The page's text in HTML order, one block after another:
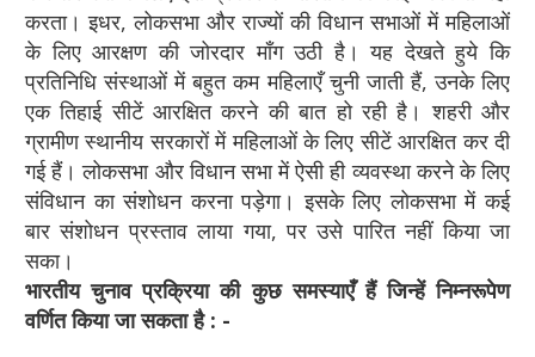
करता। इधर, लोकसभा और राज्यों की विधान सभाओं में महिलाओं
के लिए आरक्षण की जोरदार माँग उठी है। यह देखते हुये कि
प्रतिनिधि संस्थाओं में बहुत कम महिलाएँ चुनी जाती हैं, उनके लिए
एक तिहाई सीटें आरक्षित करने की बात हो रही है। शहरी और
ग्रामीण स्थानीय सरकारों में महिलाओं के लिए सीटें आरक्षित कर दी
गई हैं। लोकसभा और विधान सभा में ऐसी ही व्यवस्था करने के लिए
संविधान का संशोधन करना पड़ेगा। इसके लिए लोकसभा में कई
बार संशोधन प्रस्ताव लाया गया, पर उसे पारित नहीं किया जा
सका।
भारतीयचुनाव प्रक्रिया की कुछ समस्याएँ हैं जिन्हें निम्नरूपेण
वर्णित किया जा सकता है : -